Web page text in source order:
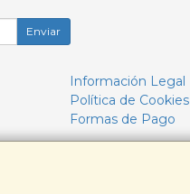
Enviar
Información Legal
Política de Cookies
Formas de Pago